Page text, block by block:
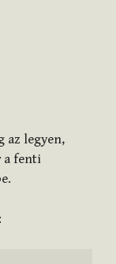
az legyen,
a fenti